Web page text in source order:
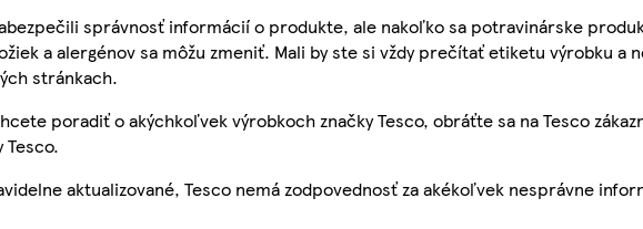
správnosť informácií o produkte, ale nakoľko sa potravinárske
a alergénov sa môžu zmeniť. Mali by ste si vždy prečítať etiketu výrobku a
stránkach.
poradiť o akýchkoľvek výrobkoch značky Tesco, obráťte sa na Tesco
aktualizované, Tesco nemá zodpovednosť za akékoľvek nesprávne